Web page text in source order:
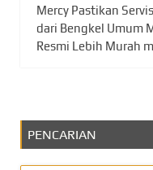
Mercy Pastikan
dari Bengkel Umum
Resmi Lebih Murah
PENCARIAN